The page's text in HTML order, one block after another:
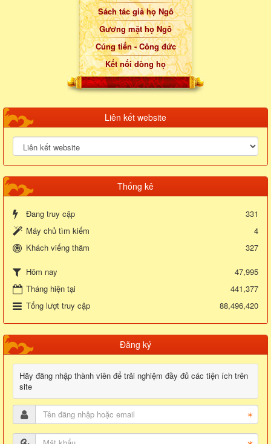
Sách tác giả họ Ngô
Gương mặt họ Ngô
Cúng tiến - Công đức
Kết nối dòng họ
Liên kết website
Thống kê
Đang truy cập
331
Máy chủ tìm kiếm
4
Khách viếng thăm
327
Hôm nay
47,995
Tháng hiện tại
441,377
Tổng lượt truy cập
88,496,420
Đăng ký
Hãy đăng nhập thành viên để trải nghiệm đầy đủ các tiện ích trên
site